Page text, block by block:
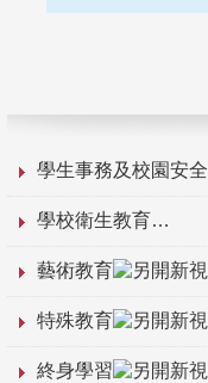
學生事務及校園安全
學校衛生教育
藝術教育
特殊教育
終身學習